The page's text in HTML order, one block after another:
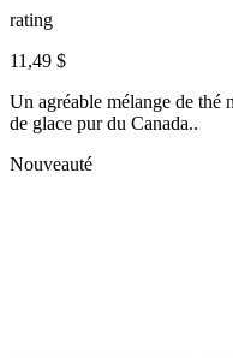
rating
11,49 $
Un agréable mélange de thé
de glace pur du Canada..
Nouveauté